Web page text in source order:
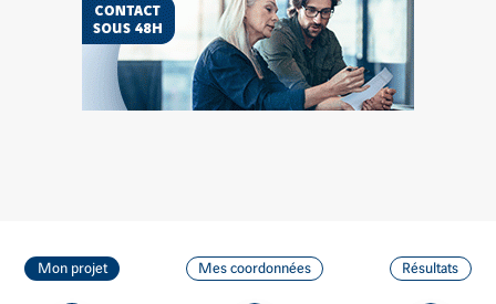
Mon projet
Étape
Mes coordonnées
Étape
Résultats
Étape